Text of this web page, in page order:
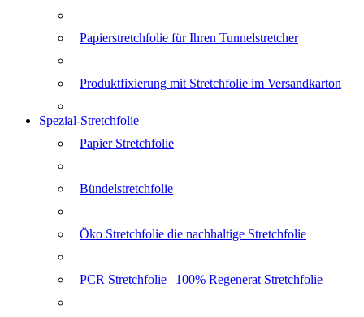
Papierstretchfolie für Ihren Tunnelstretcher
Produktfixierung mit Stretchfolie im Versandkarton
Spezial-Stretchfolie
Papier Stretchfolie
Bündelstretchfolie
Öko Stretchfolie die nachhaltige Stretchfolie
PCR Stretchfolie | 100% Regenerat Stretchfolie